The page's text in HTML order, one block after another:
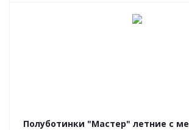
Полуботинки "Мастер" летние с